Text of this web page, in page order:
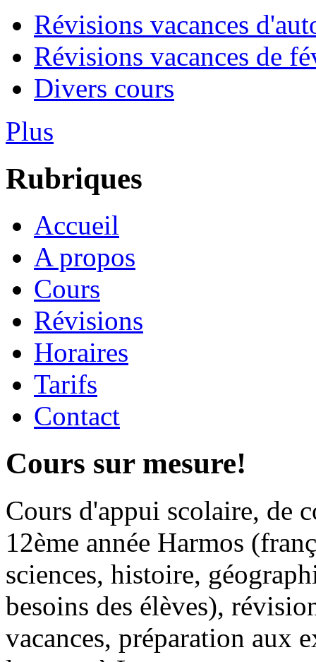
Révisions vacances
Révisions vacances de
Divers cours
Plus
Rubriques
Accueil
A propos
Cours
Révisions
Horaires
Tarifs
Contact
Cours sur mesure!
Cours d'appui scolaire, de
12ème année Harmos
sciences, histoire,
besoins des élèves),
vacances, préparation aux